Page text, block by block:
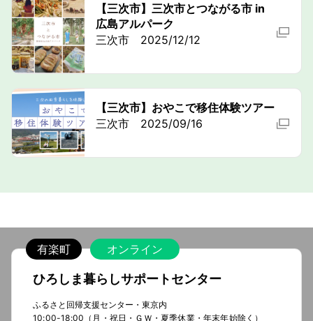
【三次市】三次市とつながる市 in
広島アルパーク
三次市 2025/12/12
【三次市】おやこで移住体験ツアー
三次市 2025/09/16
有楽町 オンライン
ひろしま暮らしサポートセンター
ふるさと回帰支援センター・東京内
10:00-18:00（月・祝日・ＧＷ・夏季休業・年末年始除く）